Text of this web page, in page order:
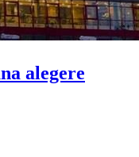
alegere